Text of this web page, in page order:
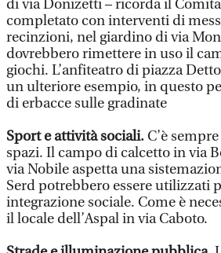
di via Donizetti – ricorda il
completato con interventi di
recinzioni, nel giardino di via
dovrebbero rimettere in uso il
giochi. L’anfiteatro di piazza
un ulteriore esempio, in questo
di erbacce sulle gradinate
Sport e attività sociali. C’è
spazi. Il campo di calcetto in via
via Nobile aspetta una
Serd potrebbero essere utilizzati
integrazione sociale. Come è
il locale dell’Aspal in via Caboto.